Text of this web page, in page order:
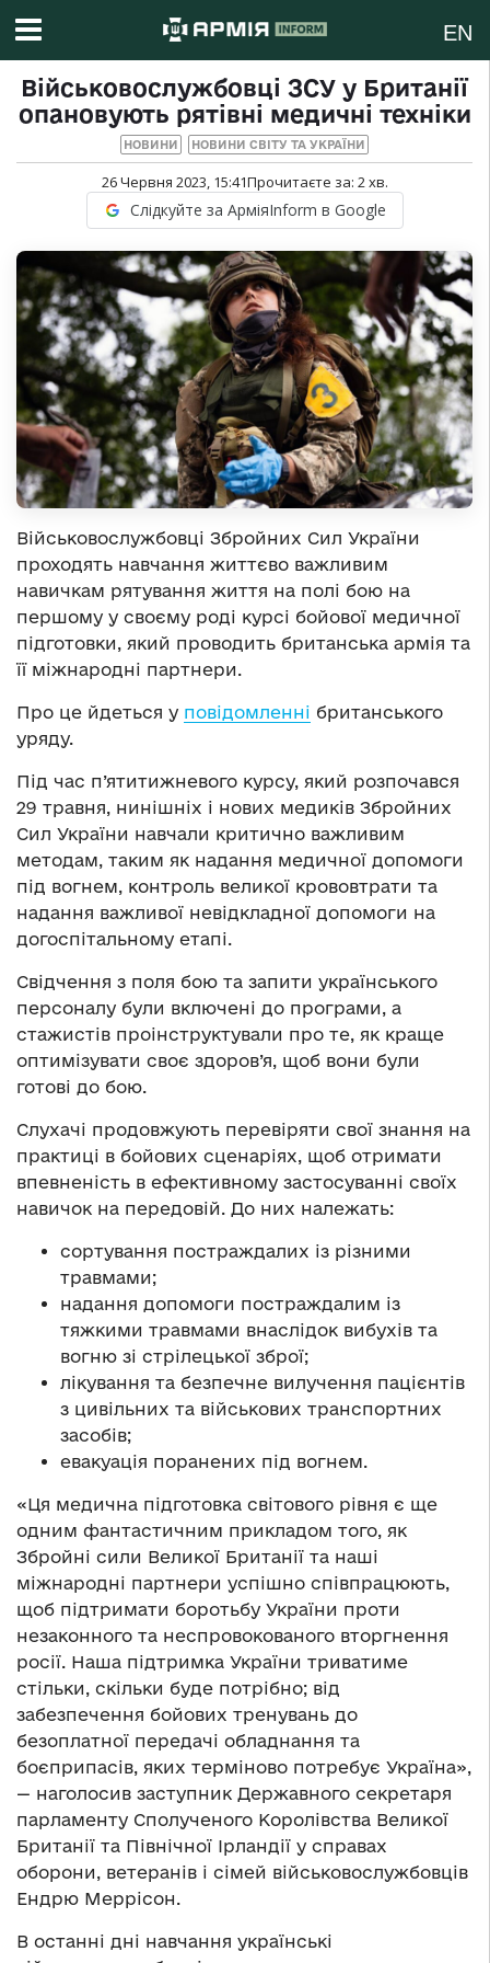
EN
Військовослужбовці ЗСУ у Британії
опановують рятівні медичні техніки
НОВИНИ НОВИНИ СВІТУ ТА УКРАЇНИ
26 Червня 2023, 15:41Прочитаєте за: 2хв.
Слідкуйте за АрміяInform в Google
Військовослужбовці Збройних Сил України
проходять навчання життєво важливим
навичкам рятування життя на полі бою на
першому у своєму роді курсі бойової медичної
підготовки, який проводить британська армія та
її міжнародні партнери.
Про це йдеться у повідомленні британського
уряду.
Під час п’ятитижневого курсу, який розпочався
29 травня, нинішніх і нових медиків Збройних
Сил України навчали критично важливим
методам, таким як надання медичної допомоги
під вогнем, контроль великої крововтрати та
надання важливої ​​невідкладної допомоги на
догоспітальному етапі.
Свідчення з поля бою та запити українського
персоналу були включені до програми, а
стажистів проінструктували про те, як краще
оптимізувати своє здоров’я, щоб вони були
готові до бою.
Слухачі продовжують перевіряти свої знання на
практиці в бойових сценаріях, щоб отримати
впевненість в ефективному застосуванні своїх
навичок на передовій. До них належать:
сортування постраждалих із різними
травмами;
надання допомоги постраждалим із
тяжкими травмами внаслідок вибухів та
вогню зі стрілецької зброї;
лікування та безпечне вилучення пацієнтів
з цивільних та військових транспортних
засобів;
евакуація поранених під вогнем.
«Ця медична підготовка світового рівня є ще
одним фантастичним прикладом того, як
Збройні сили Великої Британії та наші
міжнародні партнери успішно співпрацюють,
щоб підтримати боротьбу України проти
незаконного та неспровокованого вторгнення
росії. Наша підтримка України триватиме
стільки, скільки буде потрібно; від
забезпечення бойових тренувань до
безоплатної передачі обладнання та
боєприпасів, яких терміново потребує Україна»,
— наголосив заступник Державного секретаря
парламенту Сполученого Королівства Великої
Британії та Північної Ірландії у справах
оборони, ветеранів і сімей військовослужбовців
Ендрю Меррісон.
В останні дні навчання українські